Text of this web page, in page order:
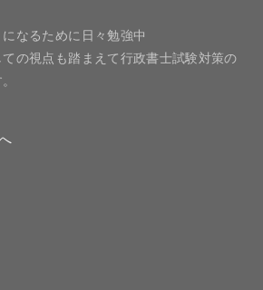
なるために日々勉強中
の視点も踏まえて行政書士試験対策の